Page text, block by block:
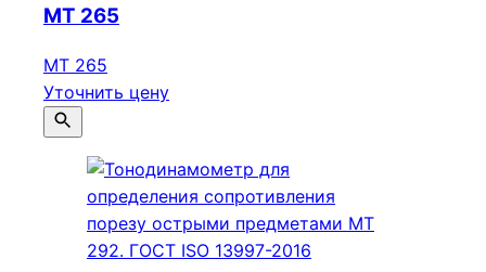
МТ 265
МТ 265
Уточнить цену